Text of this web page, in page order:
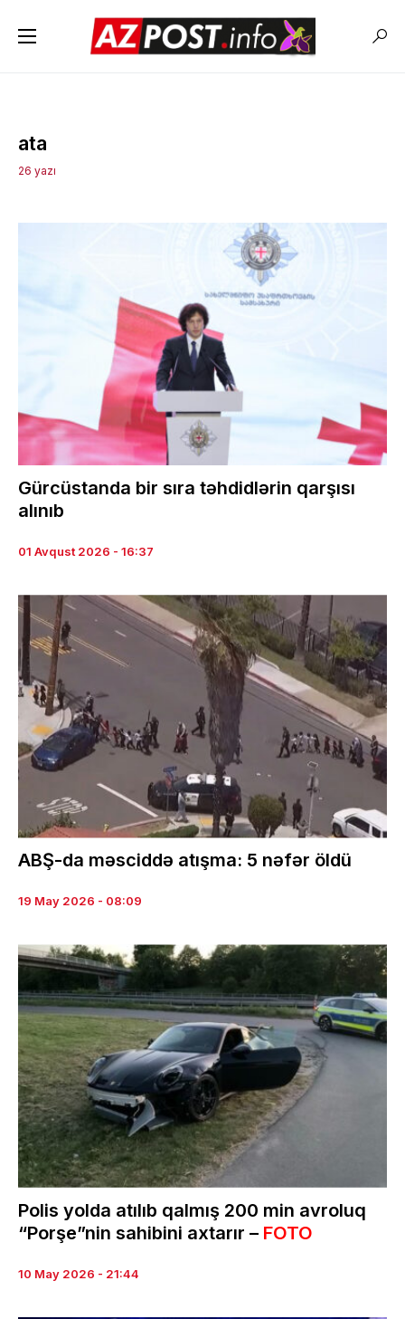
ata
26 yazı
Gürcüstanda bir sıra təhdidlərin qarşısı
alınıb
01 Avqust 2026 - 16:37
ABŞ-da məsciddə atışma: 5 nəfər öldü
19 May 2026 - 08:09
Polis yolda atılıb qalmış 200 min avroluq
“Porşe”nin sahibini axtarır – FOTO
10 May 2026 - 21:44